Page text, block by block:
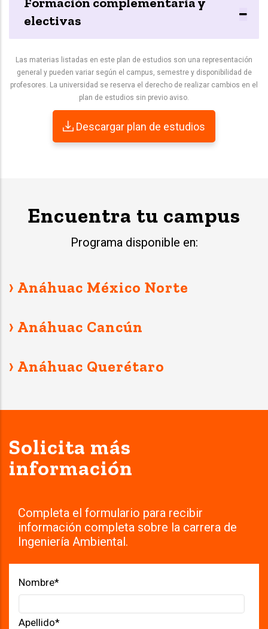
electivas
Las materias listadas en este plan de estudios son una representación
general y pueden variar según el campus, semestre y disponibilidad de
profesores. La universidad se reserva el derecho de realizar cambios en el
plan de estudios sin previo aviso.
Descargar plan de estudios
Encuentra tu campus
Programa disponible en:
› Anáhuac México Norte
› Anáhuac Cancún
› Anáhuac Querétaro
Solicita más
información
Completa el formulario para recibir
información completa sobre la carrera de
Ingeniería Ambiental.
Nombre*
Apellido*